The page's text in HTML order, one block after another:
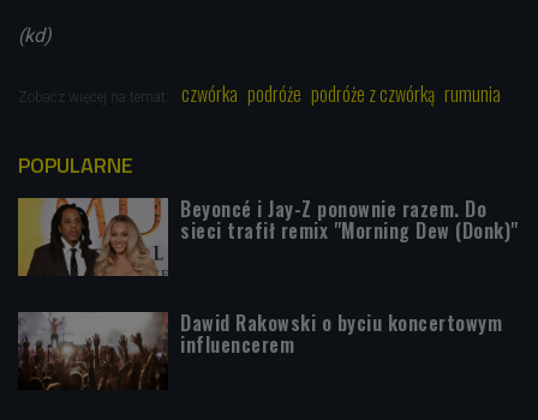
(kd)
Zobacz więcej na temat: czwórka podróże podróże z czwórką rumunia
POPULARNE
Beyoncé i Jay-Z ponownie razem. Do
sieci trafił remix "Morning Dew (Donk)"
Dawid Rakowski o byciu koncertowym
influencerem